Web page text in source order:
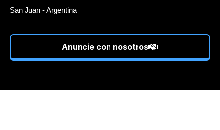
San Juan - Argentina
Anuncie con nosotros